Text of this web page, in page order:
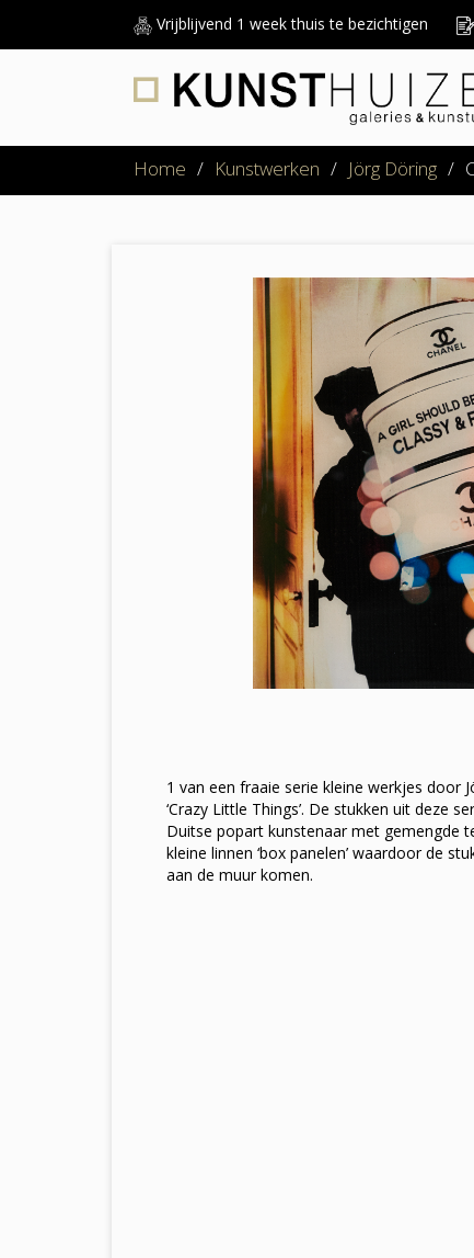
Vrijblijvend 1 week thuis te bezichtigen
Home / Kunstwerken / Jörg Döring /
1 van een fraaie serie kleine werkjes door
‘Crazy Little Things’. De stukken uit deze
Duitse popart kunstenaar met gemengde
kleine linnen ‘box panelen’ waardoor de
aan de muur komen.